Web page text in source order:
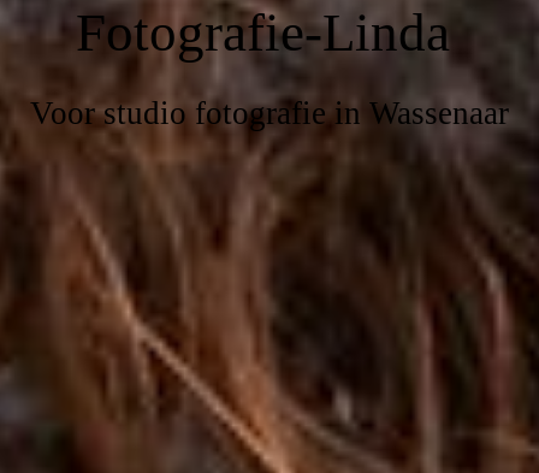
Fotografie-Linda
Voor studio fotografie in Wassenaar